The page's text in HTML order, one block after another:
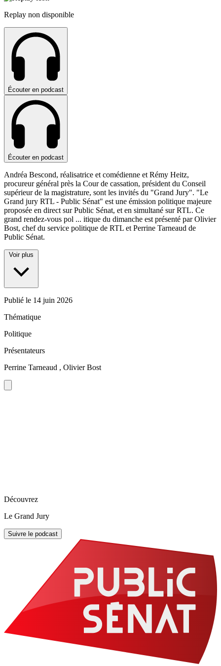
Replay non disponible
Écouter en podcast
Écouter en podcast
Andréa Bescond, réalisatrice et comédienne et Rémy Heitz,
procureur général près la Cour de cassation, président du Conseil
supérieur de la magistrature, sont les invités du "Grand Jury". "Le
Grand jury RTL - Public Sénat" est une émission politique majeure
proposée en direct sur Public Sénat, et en simultané sur RTL. Ce
grand rendez-vous pol ... itique du dimanche est présenté par Olivier
Bost, chef du service politique de RTL et Perrine Tarneaud de
Public Sénat.
Voir plus
Publié le 14 juin 2026
Thématique
Politique
Présentateurs
Perrine Tarneaud , Olivier Bost
Découvrez
Le Grand Jury
Suivre le podcast